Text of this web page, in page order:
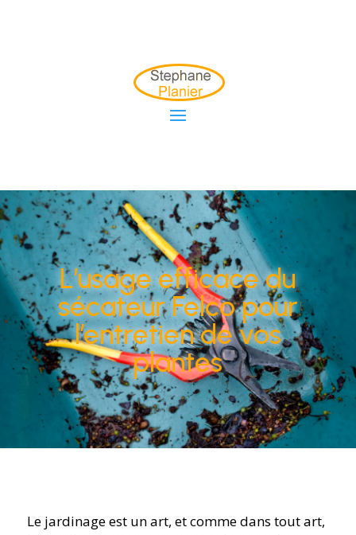
L’usage efficace du
sécateur Felco pour
l’entretien de vos
plantes
Le jardinage est un art, et comme dans tout art,